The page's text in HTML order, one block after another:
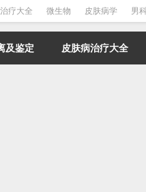
疗大全 微生物 皮肤病学 男
及鉴定 皮肤病治疗大全